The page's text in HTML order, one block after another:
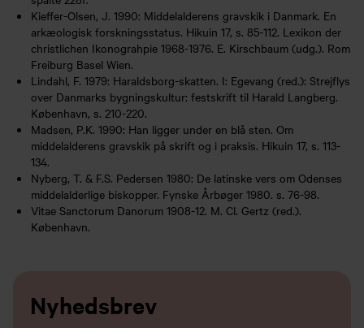
Kieffer-Olsen, J. 1990: Middelalderens gravskik i Danmark. En
arkæologisk forskningsstatus. Hikuin 17, s. 85-112. Lexikon der
christlichen Ikonograhpie 1968-1976. E. Kirschbaum (udg.). Rom
Freiburg Basel Wien.
Lindahl, F. 1979: Haraldsborg-skatten. I: Egevang (red.): Strejflys
over Danmarks bygningskultur: festskrift til Harald Langberg.
København, s. 210-220.
Madsen, P.K. 1990: Han ligger under en blå sten. Om
middelalderens gravskik på skrift og i praksis. Hikuin 17, s. 113-
134.
Nyberg, T. & F.S. Pedersen 1980: De latinske vers om Odenses
middelalderlige biskopper. Fynske Årbøger 1980. s. 76-98.
Vitae Sanctorum Danorum 1908-12. M. Cl. Gertz (red.).
København.
Nyhedsbrev